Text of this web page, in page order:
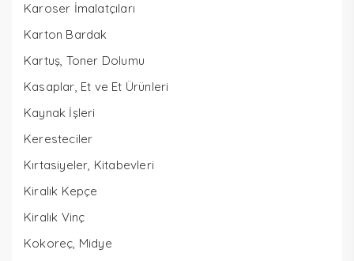
Karoser İmalatçıları
Karton Bardak
Kartuş, Toner Dolumu
Kasaplar, Et ve Et Ürünleri
Kaynak İşleri
Keresteciler
Kırtasiyeler, Kitabevleri
Kiralık Kepçe
Kiralık Vinç
Kokoreç, Midye